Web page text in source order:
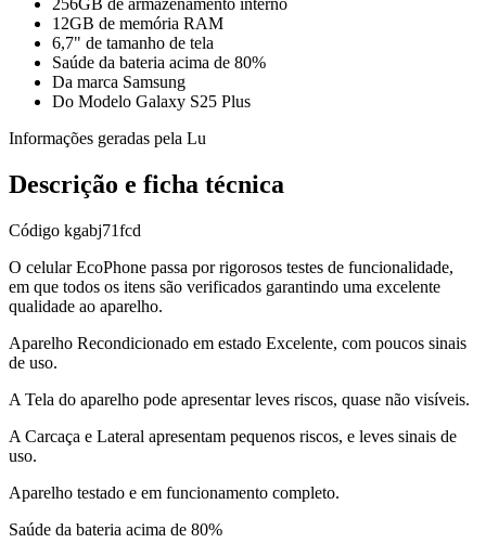
256GB de armazenamento interno
12GB de memória RAM
6,7" de tamanho de tela
Saúde da bateria acima de 80%
Da marca Samsung
Do Modelo Galaxy S25 Plus
Informações geradas pela Lu
Descrição e ficha técnica
Código kgabj71fcd
O celular EcoPhone passa por rigorosos testes de funcionalidade,
em que todos os itens são verificados garantindo uma excelente
qualidade ao aparelho.
Aparelho Recondicionado em estado Excelente, com poucos sinais
de uso.
A Tela do aparelho pode apresentar leves riscos, quase não visíveis.
A Carcaça e Lateral apresentam pequenos riscos, e leves sinais de
uso.
Aparelho testado e em funcionamento completo.
Saúde da bateria acima de 80%